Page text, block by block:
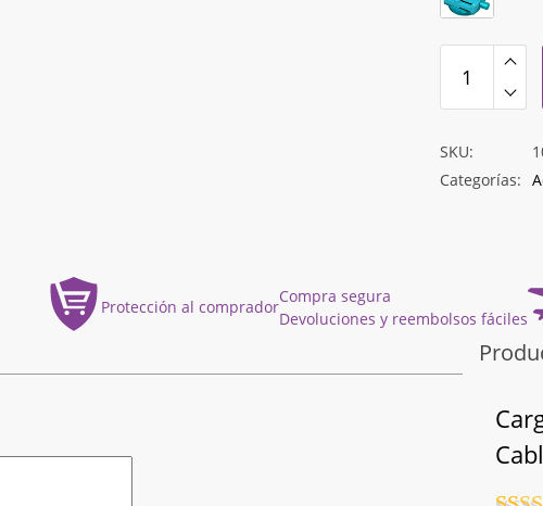
SKU:
Categorías:
Protección al comprador
Compra segura
Devoluciones y reembolsos fáciles